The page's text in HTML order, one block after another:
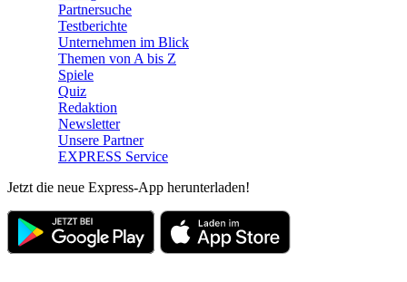
Partnersuche
Testberichte
Unternehmen im Blick
Themen von A bis Z
Spiele
Quiz
Redaktion
Newsletter
Unsere Partner
EXPRESS Service
Jetzt die neue Express-App herunterladen!